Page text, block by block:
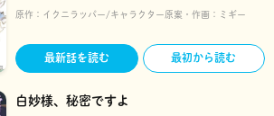
原作： イクニラッパー キャラクター原案・作画： ミギー
最新話を読む 最初から読む
白妙様、秘密ですよ